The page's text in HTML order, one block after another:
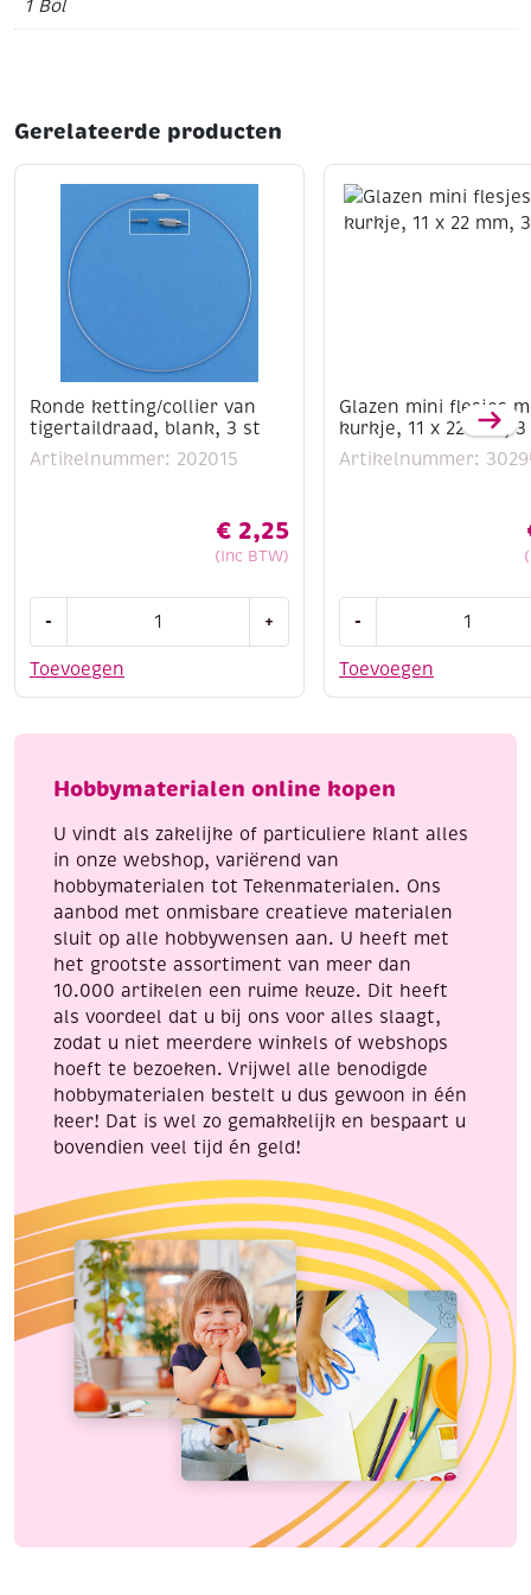
320100
1 Bol
Gerelateerde producten
Ronde ketting/collier van
tigertaildraad, blank, 3 st
Artikelnummer: 202015
€ 2,25
(Inc BTW)
Toevoegen
-
van
3
aantal
+
Glazen mini flesjes
kurkje, 11 x 22 mm,
Artikelnummer:
Toevoegen
-
flesjes
11
22
3
aantal
Hobbymaterialen online kopen
U vindt als zakelijke of particuliere klant alles
in onze webshop, variërend van
hobbymaterialen tot Tekenmaterialen. Ons
aanbod met onmisbare creatieve materialen
sluit op alle hobbywensen aan. U heeft met
het grootste assortiment van meer dan
10.000 artikelen een ruime keuze. Dit heeft
als voordeel dat u bij ons voor alles slaagt,
zodat u niet meerdere winkels of webshops
hoeft te bezoeken. Vrijwel alle benodigde
hobbymaterialen bestelt u dus gewoon in één
keer! Dat is wel zo gemakkelijk en bespaart u
bovendien veel tijd én geld!